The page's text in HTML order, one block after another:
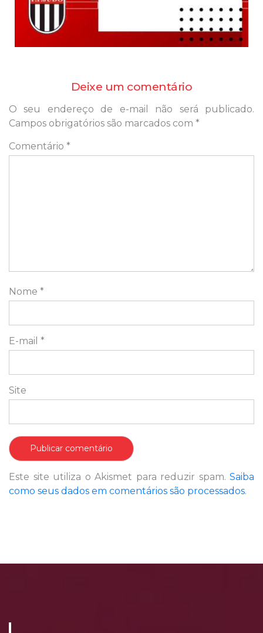
Deixe um comentário
O seu endereço de e-mail não será publicado.
Campos obrigatórios são marcados com *
Comentário *
Nome *
E-mail *
Site
Este site utiliza o Akismet para reduzir spam. Saiba
como seus dados em comentários são processados.